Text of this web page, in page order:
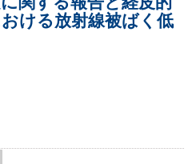
ける放射線被ばく低